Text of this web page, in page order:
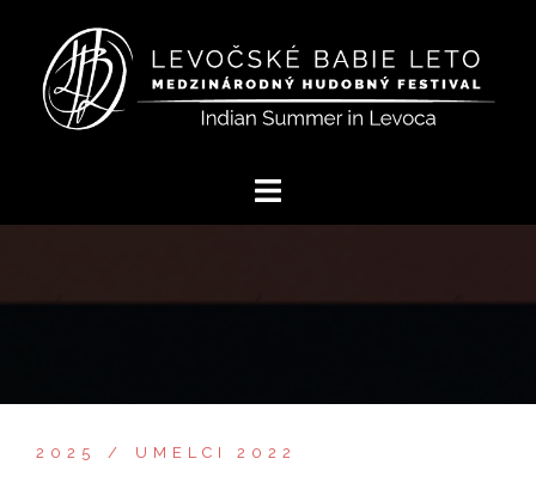
obsah
2025 UMELCI 2022